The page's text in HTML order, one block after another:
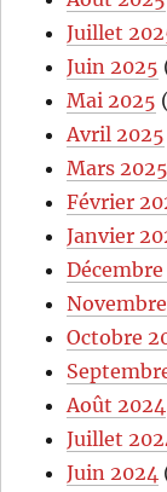
Juillet
Juin 2025
Mai 2025
Avril 2025
Mars 2025
Février
Janvier
Octobre
Août 2024
Juillet
Juin 2024